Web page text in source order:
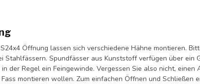
Öffnung lassen sich verschiedene Hähne montieren.
Stahlfässern. Spundfässer aus Kunststoff verfügen über ein
der Regel ein Feingewinde. Vergessen Sie also nicht, einen
montieren wollen. Zum einfachen Öffnen und Schließen